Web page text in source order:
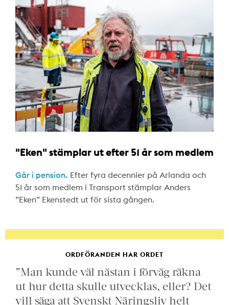
"Eken" stämplar ut efter 51 år som medlem
Går i pension. Efter fyra decennier på Arlanda och
51 år som medlem i Transport stämplar Anders
”Eken” Ekenstedt ut för sista gången.
ORDFÖRANDEN HAR ORDET
”Man kunde väl nästan i förväg räkna
ut hur detta skulle utvecklas, eller? Det
vill säga att Svenskt Näringsliv helt